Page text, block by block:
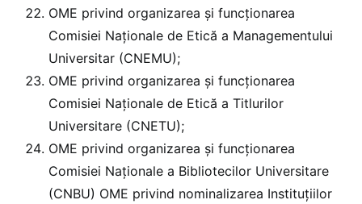
OME privind organizarea și funcționarea
Comisiei Naționale de Etică a Managementului
Universitar (CNEMU);
OME privind organizarea și funcționarea
Comisiei Naționale de Etică a Titlurilor
Universitare (CNETU);
OME privind organizarea și funcționarea
Comisiei Naţionale a Bibliotecilor Universitare
(CNBU) OME privind nominalizarea Instituțiilor